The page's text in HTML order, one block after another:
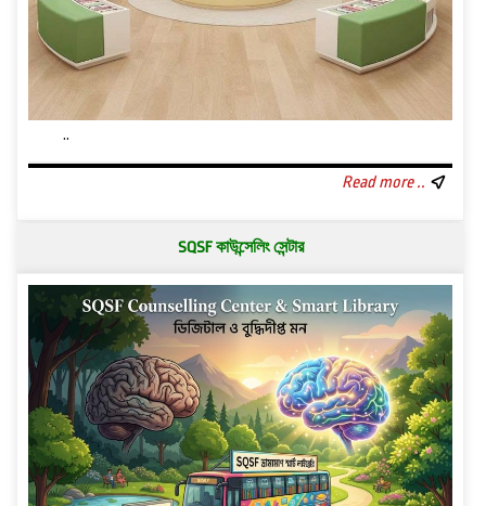
..
Read more ..
SQSF কাউন্সেলিং সেন্টার